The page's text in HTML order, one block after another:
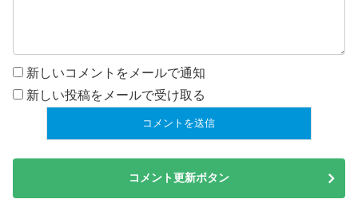
新しいコメントをメールで通知
新しい投稿をメールで受け取る
コメント更新ボタン